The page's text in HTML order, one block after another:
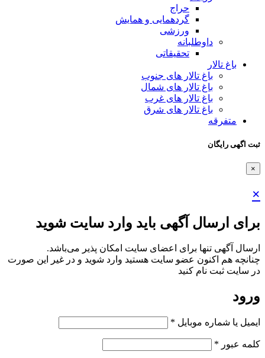
حراج
گردهمایی و همایش
ورزشی
داوطلبانه
تحقیقاتی
باغ تالار
باغ تالار های جنوب
باغ تالار های شمال
باغ تالار های غرب
باغ تالار های شرق
متفرقه
ثبت اگهی رایگان
×
×
برای ارسال آگهی باید وارد سایت شوید
ارسال آگهی تنها برای اعضای سایت امکان پذیر می‌باشد.
چنانچه هم‌ اکنون عضو سایت هستید وارد شوید و در غیر این صورت
در سایت ثبت نام کنید
ورود
ایمیل یا شماره موبایل *
کلمه عبور *